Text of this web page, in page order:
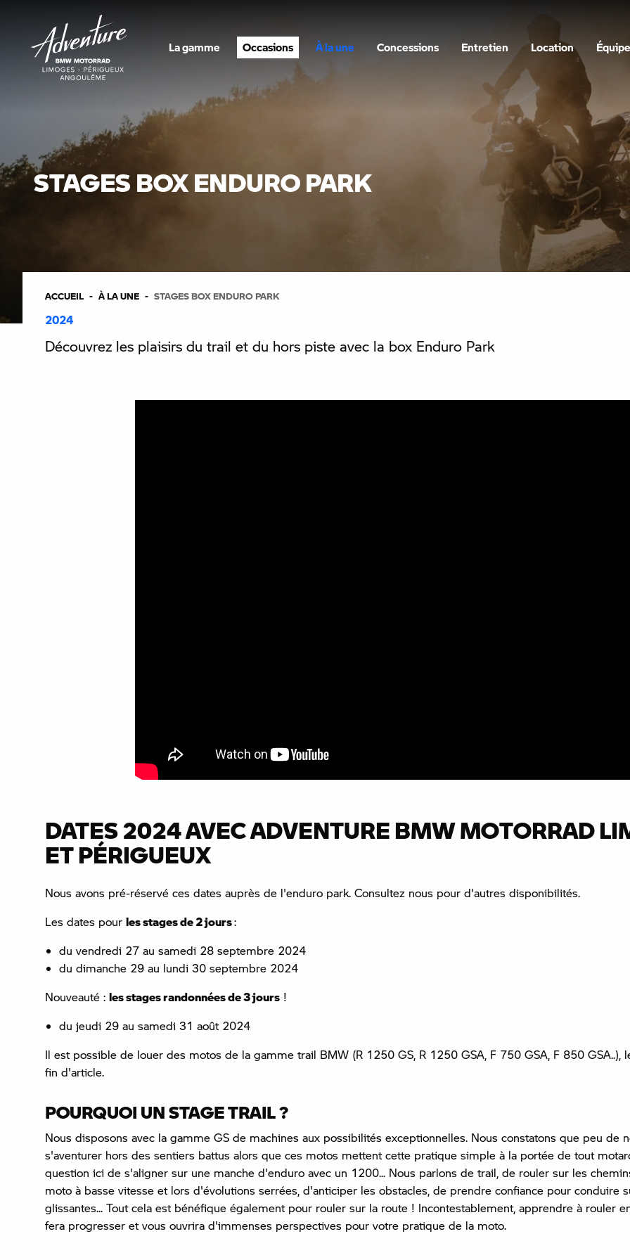
La gamme Occasions À la une Concessions Entretien Location
STAGES BOX ENDURO PARK
ACCUEIL À LA UNE STAGES BOX ENDURO PARK
2024
Découvrez les plaisirs du trail et du hors piste avec la box Enduro Park
DATES 2024 AVEC ADVENTURE BMW MOTORRAD
ET PÉRIGUEUX
Nous avons pré-réservé ces dates auprès de l'enduro park. Consultez nous pour d'autres disponibilités.
Les dates pour les stages de 2 jours:
du vendredi 27 au samedi 28 septembre 2024
du dimanche 29 au lundi 30 septembre 2024
Nouveauté : les stages randonnées de 3 jours !
du jeudi 29 au samedi 31 août 2024
Il est possible de louer des motos de la gamme trail BMW (R 1250 GS, R 1250 GSA, F 750 GSA, F 850 GSA..),
fin d'article.
POURQUOI UN STAGE TRAIL ?
Nous disposons avec la gamme GS de machines aux possibilités exceptionnelles. Nous constatons que peu de
s'aventurer hors des sentiers battus alors que ces motos mettent cette pratique simple à la portée de tout
question ici de s'aligner sur une manche d'enduro avec un 1200... Nous parlons de trail, de rouler sur les
moto à basse vitesse et lors d'évolutions serrées, d'anticiper les obstacles, de prendre confiance pour conduire
glissantes... Tout cela est bénéfique également pour rouler sur la route ! Incontestablement, apprendre à rouler
fera progresser et vous ouvrira d'immenses perspectives pour votre pratique de la moto.